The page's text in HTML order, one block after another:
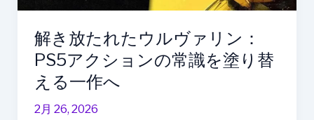
解き放たれたウルヴァリン：
PS5アクションの常識を塗り替
える一作へ
2月 26, 2026
リ
PS5
ア
ク
シ
ョ